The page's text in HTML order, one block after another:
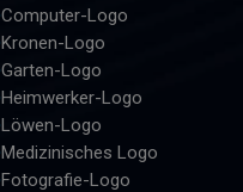
Computer-Logo
Kronen-Logo
Garten-Logo
Heimwerker-Logo
Löwen-Logo
Medizinisches Logo
Fotografie-Logo